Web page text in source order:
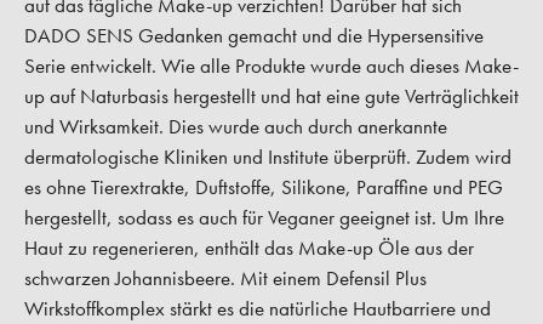
DADO SENS Gedanken gemacht und die Hypersensitive
Serie entwickelt. Wie alle Produkte wurde auch dieses Make-
up auf Naturbasis hergestellt und hat eine gute Verträglichkeit
und Wirksamkeit. Dies wurde auch durch anerkannte
dermatologische Kliniken und Institute überprüft. Zudem wird
es ohne Tierextrakte, Duftstoffe, Silikone, Paraffine und PEG
hergestellt, sodass es auch für Veganer geeignet ist. Um Ihre
Haut zu regenerieren, enthält das Make-up Öle aus der
schwarzen Johannisbeere. Mit einem Defensil Plus
Wirkstoffkomplex stärkt es die natürliche Hautbarriere und